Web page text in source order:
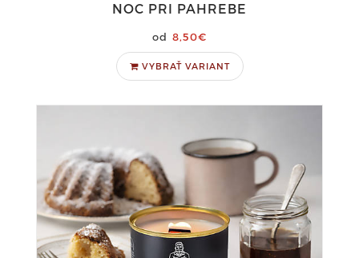
NOC PRI PAHREBE
8,50€
VYBRAŤ VARIANT